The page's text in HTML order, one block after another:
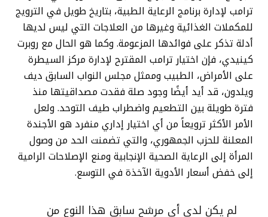
ترامب لإدارة برنامج الرعاية الطبية، بتاريخ طويل في الترويج
للمكملات الغذائية وغيرها من العلاجات التي ليس لديها
أدلة تذكر على فوائدها المزعومة. وكما هو الحال مع روبرت
كينيدي، فإن اختيار ترامب المقترح لإدارة مركز السيطرة
على الأمراض، الطبيب وممثل مجلس النواب السابق ديف
ويلدون، قد أيد أيضًا وجود صلة فقدت مصداقيتها منذ
فترة طويلة بين التطعيم واضطراب طيف التوحد. ولعل
الأمر الأكثر ترويعاً من أي اختيار إداري منفرد هو الأجندة
المعلنة للحزب الجمهوري، والتي تضمنت الحد من وصول
المرأة إلى الرعاية الصحية الإنجابية ومنع الإصلاحات الرامية
إلى خفض أسعار الأدوية الآخذة في التوسع.
لم يكن لدى أي مرشح سابق هذا النوع من